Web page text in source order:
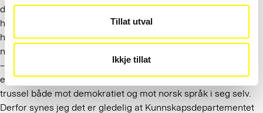
Tillat utval
Ikkje tillat
deler av norsk samfunnsliv. Også universitets- og
høyskoleloven § 1-7 (2009) slår fast at universitetene og
høyskolene har ansvar for å vedlikeholde og videreutvikle
norsk fagspråk.
– Dersom vi mister det norske fagspråket, mister vi også
evnen til å diskutere viktige saker i samfunnet vårt. Det er en
trussel både mot demokratiet og mot norsk språk i seg selv.
Derfor synes jeg det er gledelig at Kunnskapsdepartementet